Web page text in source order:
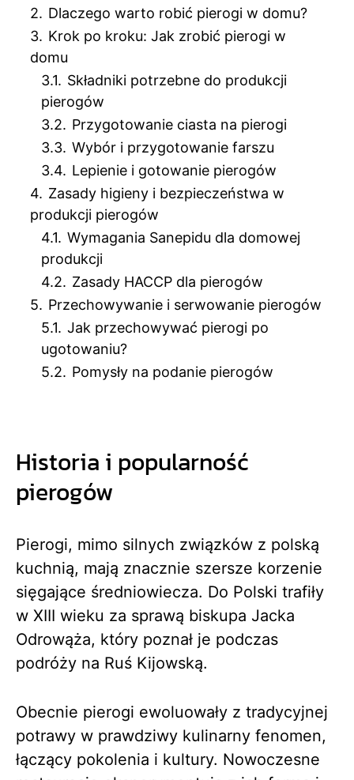
2. Dlaczego warto robić pierogi w domu?
3. Krok po kroku: Jak zrobić pierogi w
domu
3.1. Składniki potrzebne do produkcji
pierogów
3.2. Przygotowanie ciasta na pierogi
3.3. Wybór i przygotowanie farszu
3.4. Lepienie i gotowanie pierogów
4. Zasady higieny i bezpieczeństwa w
produkcji pierogów
4.1. Wymagania Sanepidu dla domowej
produkcji
4.2. Zasady HACCP dla pierogów
5. Przechowywanie i serwowanie pierogów
5.1. Jak przechowywać pierogi po
ugotowaniu?
5.2. Pomysły na podanie pierogów
Historia i popularność
pierogów
Pierogi, mimo silnych związków z polską
kuchnią, mają znacznie szersze korzenie
sięgające średniowiecza. Do Polski trafiły
w XIII wieku za sprawą biskupa Jacka
Odrowąża, który poznał je podczas
podróży na Ruś Kijowską.
Obecnie pierogi ewoluowały z tradycyjnej
potrawy w prawdziwy kulinarny fenomen,
łączący pokolenia i kultury. Nowoczesne